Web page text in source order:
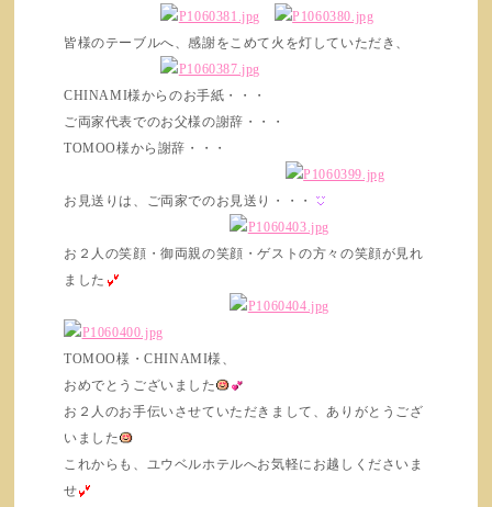
皆様のテーブルへ、感謝をこめて火を灯していただき、
CHINAMI様からのお手紙・・・
ご両家代表でのお父様の謝辞・・・
TOMOO様から謝辞・・・
お見送りは、ご両家でのお見送り・・・
お２人の笑顔・御両親の笑顔・ゲストの方々の笑顔が見れ
ました
TOMOO様・CHINAMI様、
おめでとうございました
お２人のお手伝いさせていただきまして、ありがとうござ
いました
これからも、ユウベルホテルへお気軽にお越しくださいま
せ